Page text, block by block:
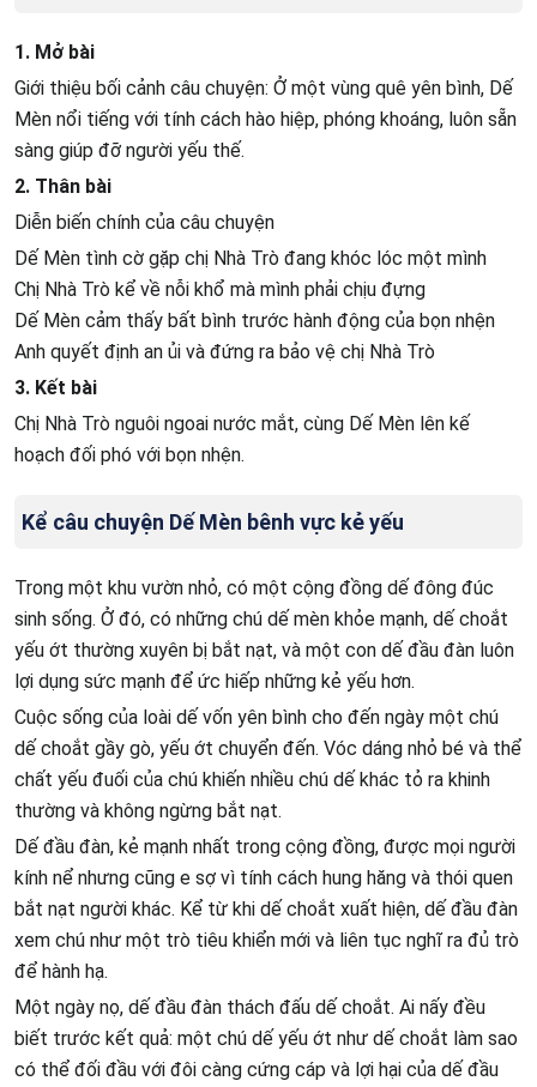
1. Mở bài
Giới thiệu bối cảnh câu chuyện: Ở một vùng quê yên bình, Dế
Mèn nổi tiếng với tính cách hào hiệp, phóng khoáng, luôn sẵn
sàng giúp đỡ người yếu thế.
2. Thân bài
Diễn biến chính của câu chuyện
Dế Mèn tình cờ gặp chị Nhà Trò đang khóc lóc một mình
Chị Nhà Trò kể về nỗi khổ mà mình phải chịu đựng
Dế Mèn cảm thấy bất bình trước hành động của bọn nhện
Anh quyết định an ủi và đứng ra bảo vệ chị Nhà Trò
3. Kết bài
Chị Nhà Trò nguôi ngoai nước mắt, cùng Dế Mèn lên kế
hoạch đối phó với bọn nhện.
Kể câu chuyện Dế Mèn bênh vực kẻ yếu
Trong một khu vườn nhỏ, có một cộng đồng dế đông đúc
sinh sống. Ở đó, có những chú dế mèn khỏe mạnh, dế choắt
yếu ớt thường xuyên bị bắt nạt, và một con dế đầu đàn luôn
lợi dụng sức mạnh để ức hiếp những kẻ yếu hơn.
Cuộc sống của loài dế vốn yên bình cho đến ngày một chú
dế choắt gầy gò, yếu ớt chuyển đến. Vóc dáng nhỏ bé và thể
chất yếu đuối của chú khiến nhiều chú dế khác tỏ ra khinh
thường và không ngừng bắt nạt.
Dế đầu đàn, kẻ mạnh nhất trong cộng đồng, được mọi người
kính nể nhưng cũng e sợ vì tính cách hung hăng và thói quen
bắt nạt người khác. Kể từ khi dế choắt xuất hiện, dế đầu đàn
xem chú như một trò tiêu khiển mới và liên tục nghĩ ra đủ trò
để hành hạ.
Một ngày nọ, dế đầu đàn thách đấu dế choắt. Ai nấy đều
biết trước kết quả: một chú dế yếu ớt như dế choắt làm sao
có thể đối đầu với đôi càng cứng cáp và lợi hại của dế đầu